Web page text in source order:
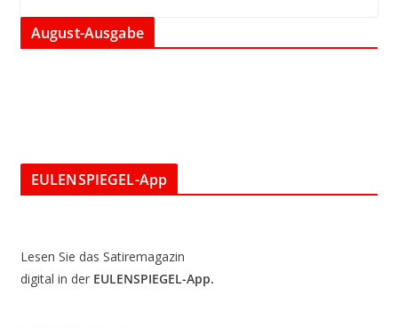
August-Ausgabe
EULENSPIEGEL-App
Lesen Sie das Satiremagazin
digital in der EULENSPIEGEL-App.